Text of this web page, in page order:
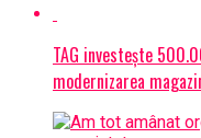
TAG investește
modernizarea